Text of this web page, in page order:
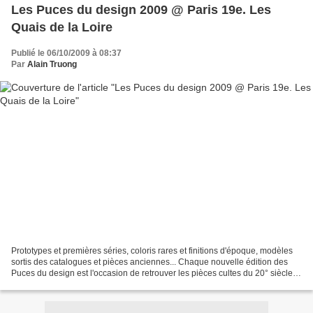
Les Puces du design 2009 @ Paris 19e. Les
Quais de la Loire
Publié le 06/10/2009 à 08:37
Par Alain Truong
Prototypes et premières séries, coloris rares et finitions d'époque, modèles
sortis des catalogues et pièces anciennes... Chaque nouvelle édition des
Puces du design est l'occasion de retrouver les pièces cultes du 20° siècle